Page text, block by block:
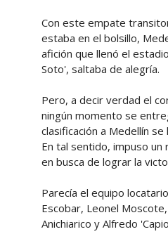
Con este empate
estaba en el bolsillo,
afición que llenó el
Soto', saltaba de alegría.
Pero, a decir verdad el
ningún momento se
clasificación a Medellín
En tal sentido, impuso
en busca de lograr la
Parecía el equipo
Escobar, Leonel
Anichiarico y Alfredo